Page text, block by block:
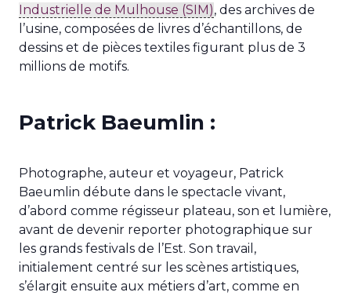
Industrielle de Mulhouse (SIM), des archives de
l’usine, composées de livres d’échantillons, de
dessins et de pièces textiles figurant plus de 3
millions de motifs.
Patrick Baeumlin :
Photographe, auteur et voyageur, Patrick
Baeumlin débute dans le spectacle vivant,
d’abord comme régisseur plateau, son et lumière,
avant de devenir reporter photographique sur
les grands festivals de l’Est. Son travail,
initialement centré sur les scènes artistiques,
s’élargit ensuite aux métiers d’art, comme en